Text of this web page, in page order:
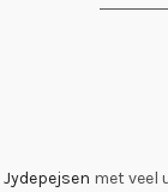
Jydepejsen met veel